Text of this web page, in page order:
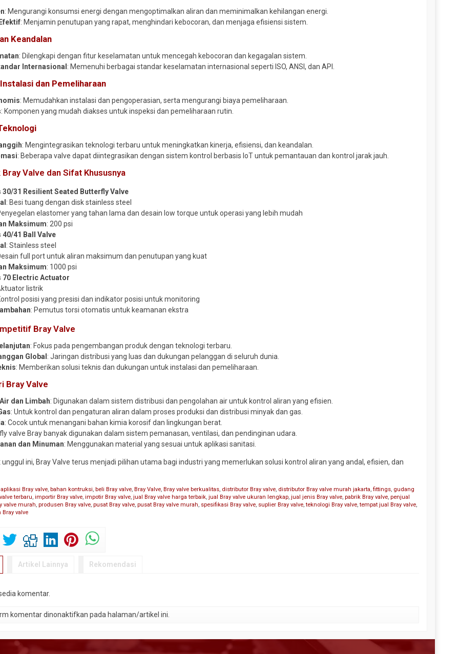
: Mengurangi konsumsi energi dengan mengoptimalkan aliran dan meminimalkan kehilangan energi.
: Menjamin penutupan yang rapat, menghindari kebocoran, dan menjaga efisiensi sistem.
Keandalan
: Dilengkapi dengan fitur keselamatan untuk mencegah kebocoran dan kegagalan sistem.
Internasional : Memenuhi berbagai standar keselamatan internasional seperti ISO, ANSI, dan API.
dan Pemeliharaan
: Memudahkan instalasi dan pengoperasian, serta mengurangi biaya pemeliharaan.
: Komponen yang mudah diakses untuk inspeksi dan pemeliharaan rutin.
: Mengintegrasikan teknologi terbaru untuk meningkatkan kinerja, efisiensi, dan keandalan.
: Beberapa valve dapat diintegrasikan dengan sistem kontrol berbasis IoT untuk pemantauan dan kontrol jarak jauh.
Valve dan Sifat Khususnya
30/31 Resilient Seated Butterfly Valve
: Besi tuang dengan disk stainless steel
elastomer yang tahan lama dan desain low torque untuk operasi yang lebih mudah
Maksimum: 200 psi
40/41 Ball Valve
: Stainless steel
full port untuk aliran maksimum dan penutupan yang kuat
Maksimum: 1000 psi
70 Electric Actuator
listrik
posisi yang presisi dan indikator posisi untuk monitoring
: Pemutus torsi otomatis untuk keamanan ekstra
Bray Valve
: Fokus pada pengembangan produk dengan teknologi terbaru.
Global : Jaringan distribusi yang luas dan dukungan pelanggan di seluruh dunia.
: Memberikan solusi teknis dan dukungan untuk instalasi dan pemeliharaan.
Bray Valve
dan Limbah: Digunakan dalam sistem distribusi dan pengolahan air untuk kontrol aliran yang efisien.
: Untuk kontrol dan pengaturan aliran dalam proses produksi dan distribusi minyak dan gas.
: Cocok untuk menangani bahan kimia korosif dan lingkungan berat.
valve Bray banyak digunakan dalam sistem pemanasan, ventilasi, dan pendinginan udara.
dan Minuman: Menggunakan material yang sesuai untuk aplikasi sanitasi.
ini, Bray Valve terus menjadi pilihan utama bagi industri yang memerlukan solusi kontrol aliran yang andal, efisien, dan
aplikasi Bray valve,bahan kontruksi,beli Bray valve,Bray Valve,Bray valve berkualitas, distributor Bray valve, distributor Bray valve murah jakarta,fittings, gudang
terbaru,importir Bray valve,impotir Bray valve,jual Bray valve harga terbaik,jual Bray valve ukuran lengkap,jual jenis Bray valve,pabrik Bray valve,penjual
valve murah,produsen Bray valve,pusat Bray valve,pusat Bray valve murah,spesifikasi Bray valve,suplier Bray valve,teknologi Bray valve,tempat jual Bray valve,
Bray valve
Artikel Lainnya Rekomendasi
komentar.
komentar dinonaktifkan pada halaman/artikel ini.